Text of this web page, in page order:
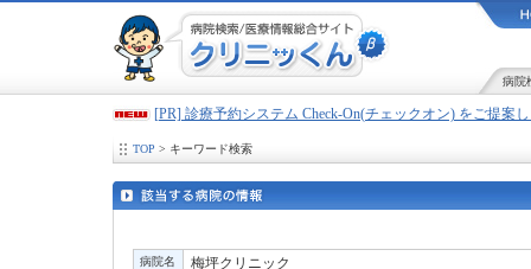
病院
[PR] 診療予約システム Check-On(チェックオン) をご提案
TOP > キーワード検索
病院名 梅坪クリニック